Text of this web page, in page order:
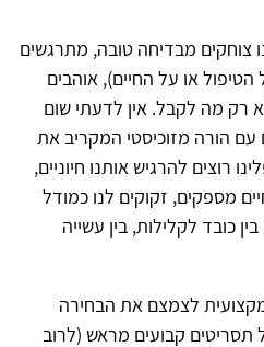
צוחקים מבדיחה טובה, מתרגשים
או על החיים), אוהבים
רק מה לקבל. אין לדעתי שום
הורה מזוכיסטי המקריב את
רוצים להרגיש אותנו חיוניים,
מספקים, זקוקים לנו כמודל
כובד לקלילות, בין עשייה
לצמצם את הבחירה
תסריטים קבועים מראש (לרוב